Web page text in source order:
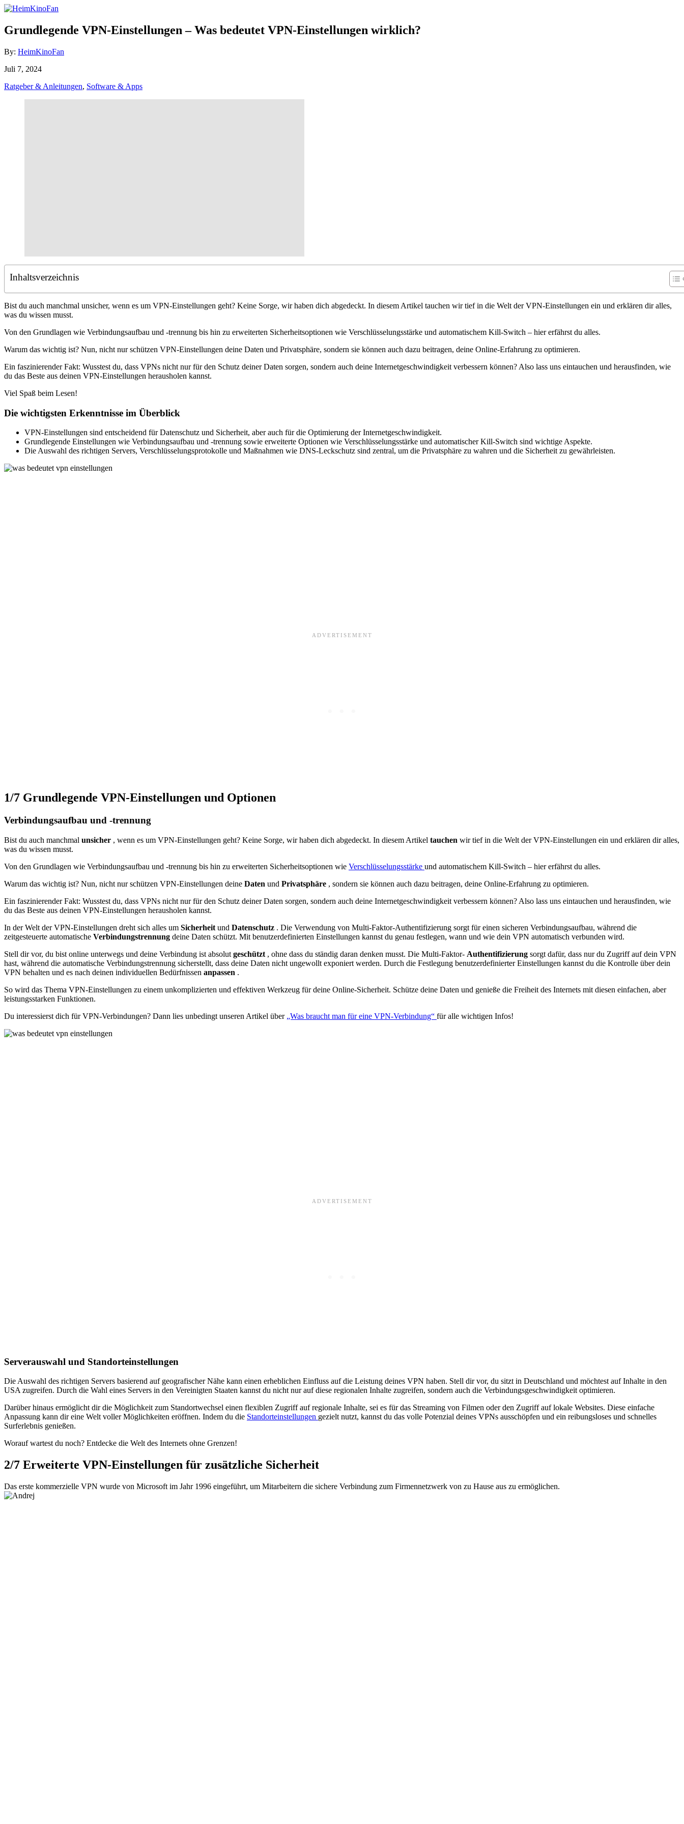
Skip
Content
Grundlegende VPN-Einstellungen – Was bedeutet VPN-Einstellungen wirklich?
By: Author
HeimKinoFan
Posted
Juli 7, 2024
Categories
Ratgeber & Anleitungen, Software & Apps
Inhaltsverzeichnis
Bist du auch manchmal unsicher, wenn es um VPN-Einstellungen geht? Keine Sorge, wir haben dich abgedeckt. In diesem Artikel tauchen wir tief in die Welt der VPN-Einstellungen ein und erklären dir alles,
was du wissen musst.
Von den Grundlagen wie Verbindungsaufbau und -trennung bis hin zu erweiterten Sicherheitsoptionen wie Verschlüsselungsstärke und automatischem Kill-Switch – hier erfährst du alles.
Warum das wichtig ist? Nun, nicht nur schützen VPN-Einstellungen deine Daten und Privatsphäre, sondern sie können auch dazu beitragen, deine Online-Erfahrung zu optimieren.
Ein faszinierender Fakt: Wusstest du, dass VPNs nicht nur für den Schutz deiner Daten sorgen, sondern auch deine Internetgeschwindigkeit verbessern können? Also lass uns eintauchen und herausfinden, wie
du das Beste aus deinen VPN-Einstellungen herausholen kannst.
Viel Spaß beim Lesen!
Die wichtigsten Erkenntnisse im Überblick
VPN-Einstellungen sind entscheidend für Datenschutz und Sicherheit, aber auch für die Optimierung der Internetgeschwindigkeit.
Grundlegende Einstellungen wie Verbindungsaufbau und -trennung sowie erweiterte Optionen wie Verschlüsselungsstärke und automatischer Kill-Switch sind wichtige Aspekte.
Die Auswahl des richtigen Servers, Verschlüsselungsprotokolle und Maßnahmen wie DNS-Leckschutz sind zentral, um die Privatsphäre zu wahren und die Sicherheit zu gewährleisten.
1/7 Grundlegende VPN-Einstellungen und Optionen
Verbindungsaufbau und -trennung
Bist du auch manchmal unsicher , wenn es um VPN-Einstellungen geht? Keine Sorge, wir haben dich abgedeckt. In diesem Artikel tauchen wir tief in die Welt der VPN-Einstellungen ein und erklären dir alles,
was du wissen musst.
Von den Grundlagen wie Verbindungsaufbau und -trennung bis hin zu erweiterten Sicherheitsoptionen wie Verschlüsselungsstärke und automatischem Kill-Switch – hier erfährst du alles.
Warum das wichtig ist? Nun, nicht nur schützen VPN-Einstellungen deine Daten und Privatsphäre , sondern sie können auch dazu beitragen, deine Online-Erfahrung zu optimieren.
Ein faszinierender Fakt: Wusstest du, dass VPNs nicht nur für den Schutz deiner Daten sorgen, sondern auch deine Internetgeschwindigkeit verbessern können? Also lass uns eintauchen und herausfinden, wie
du das Beste aus deinen VPN-Einstellungen herausholen kannst.
In der Welt der VPN-Einstellungen dreht sich alles um Sicherheit und Datenschutz . Die Verwendung von Multi-Faktor-Authentifizierung sorgt für einen sicheren Verbindungsaufbau, während die
zeitgesteuerte automatische Verbindungstrennung deine Daten schützt. Mit benutzerdefinierten Einstellungen kannst du genau festlegen, wann und wie dein VPN automatisch verbunden wird.
Stell dir vor, du bist online unterwegs und deine Verbindung ist absolut geschützt , ohne dass du ständig daran denken musst. Die Multi-Faktor- Authentifizierung sorgt dafür, dass nur du Zugriff auf dein VPN
hast, während die automatische Verbindungstrennung sicherstellt, dass deine Daten nicht ungewollt exponiert werden. Durch die Festlegung benutzerdefinierter Einstellungen kannst du die Kontrolle über dein
VPN behalten und es nach deinen individuellen Bedürfnissen anpassen .
So wird das Thema VPN-Einstellungen zu einem unkomplizierten und effektiven Werkzeug für deine Online-Sicherheit. Schütze deine Daten und genieße die Freiheit des Internets mit diesen einfachen, aber
leistungsstarken Funktionen.
Du interessierst dich für VPN-Verbindungen? Dann lies unbedingt unseren Artikel über „Was braucht man für eine VPN-Verbindung“ für alle wichtigen Infos!
Serverauswahl und Standorteinstellungen
Die Auswahl des richtigen Servers basierend auf geografischer Nähe kann einen erheblichen Einfluss auf die Leistung deines VPN haben. Stell dir vor, du sitzt in Deutschland und möchtest auf Inhalte in den
USA zugreifen. Durch die Wahl eines Servers in den Vereinigten Staaten kannst du nicht nur auf diese regionalen Inhalte zugreifen, sondern auch die Verbindungsgeschwindigkeit optimieren.
Darüber hinaus ermöglicht dir die Möglichkeit zum Standortwechsel einen flexiblen Zugriff auf regionale Inhalte, sei es für das Streaming von Filmen oder den Zugriff auf lokale Websites. Diese einfache
Anpassung kann dir eine Welt voller Möglichkeiten eröffnen. Indem du die Standorteinstellungen gezielt nutzt, kannst du das volle Potenzial deines VPNs ausschöpfen und ein reibungsloses und schnelles
Surferlebnis genießen.
Worauf wartest du noch? Entdecke die Welt des Internets ohne Grenzen!
2/7 Erweiterte VPN-Einstellungen für zusätzliche Sicherheit
Das erste kommerzielle VPN wurde von Microsoft im Jahr 1996 eingeführt, um Mitarbeitern die sichere Verbindung zum Firmennetzwerk von zu Hause aus zu ermöglichen.